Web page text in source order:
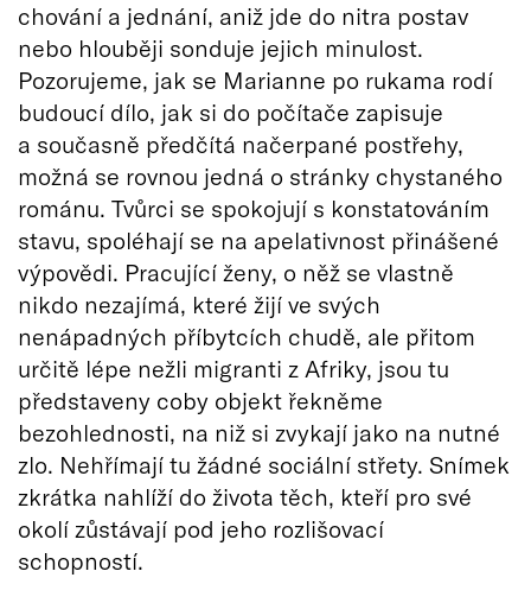
chování a jednání, aniž jde do nitra postav
nebo hlouběji sonduje jejich minulost.
Pozorujeme, jak se Marianne po rukama rodí
budoucí dílo, jak si do počítače zapisuje
a současně předčítá načerpané postřehy,
možná se rovnou jedná o stránky chystaného
románu. Tvůrci se spokojují s konstatováním
stavu, spoléhají se na apelativnost přinášené
výpovědi. Pracující ženy, o něž se vlastně
nikdo nezajímá, které žijí ve svých
nenápadných příbytcích chudě, ale přitom
určitě lépe nežli migranti z Afriky, jsou tu
představeny coby objekt řekněme
bezohlednosti, na niž si zvykají jako na nutné
zlo. Nehřímají tu žádné sociální střety. Snímek
zkrátka nahlíží do života těch, kteří pro své
okolí zůstávají pod jeho rozlišovací
schopností.